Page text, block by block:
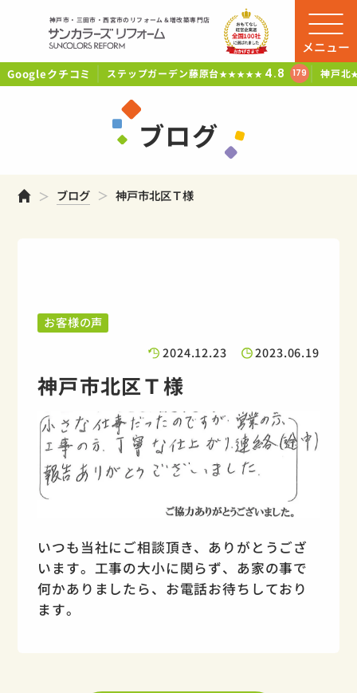
神戸市・三田市・西宮市のリフォーム＆増改築専門店
Googleクチコミ ステップガーデン藤原台★★★★★ 4.8 179 神戸北
メニュー
ブログ
ホームブログ 神戸市北区Ｔ様
お客様の声
2024.12.23
2023.06.19
神戸市北区Ｔ様
いつも当社にご相談頂き、ありがとうござ
います。工事の大小に関らず、あ家の事で
何かありましたら、お電話お待ちしており
ます。